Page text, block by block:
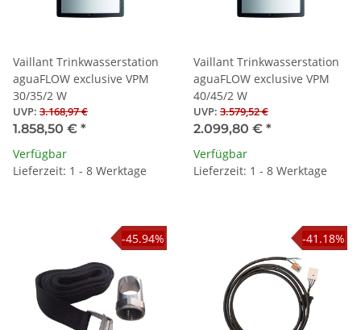
Vaillant Trinkwasserstation
aguaFLOW exclusive VPM
30/35/2 W
UVP: 3.168,97 €
1.858,50 € *
Verfügbar
Lieferzeit: 1 - 8 Werktage
Vaillant Trinkwasserstation
aguaFLOW exclusive VPM
40/45/2 W
UVP: 3.579,52 €
2.099,80 € *
Verfügbar
Lieferzeit: 1 - 8 Werktage
-45.94% -41.18%